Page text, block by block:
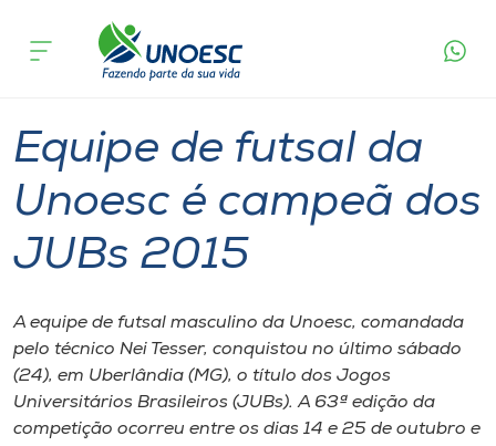
Cursos
Pesquisa
Atendimento ao Estudante
Portal de Ensino
A
acontece
Equipe de futsal da
Unoesc é campeã dos
JUBs 2015
A equipe de futsal masculino da Unoesc, comandada
pelo técnico Nei Tesser, conquistou no último sábado
(24), em Uberlândia (MG), o título dos Jogos
Universitários Brasileiros (JUBs). A 63ª edição da
competição ocorreu entre os dias 14 e 25 de outubro e